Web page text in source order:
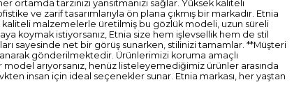
ortamda tarzınızı yansıtmanızı sağlar. Yüksek kaliteli
ve zarif tasarımlarıyla ön plana çıkmış bir markadır. Etnia
kaliteli malzemelerle üretilmiş bu gözlük modeli, uzun süreli
koymak istiyorsanız, Etnia size hem işlevsellik hem de stil
sayesinde net bir görüş sunarken, stilinizi tamamlar. **Müşteri
gönderilmektedir. Ürünlerimizi koruma amaçlı
arıyorsanız, henüz listeleyemediğimiz ürünler arasında
insan için ideal seçenekler sunar. Etnia markası, her yaştan